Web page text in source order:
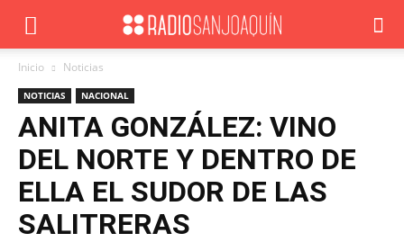
Inicio Noticias
NOTICIAS NACIONAL
ANITA GONZÁLEZ: VINO
DEL NORTE Y DENTRO DE
ELLA EL SUDOR DE LAS
SALITRERAS